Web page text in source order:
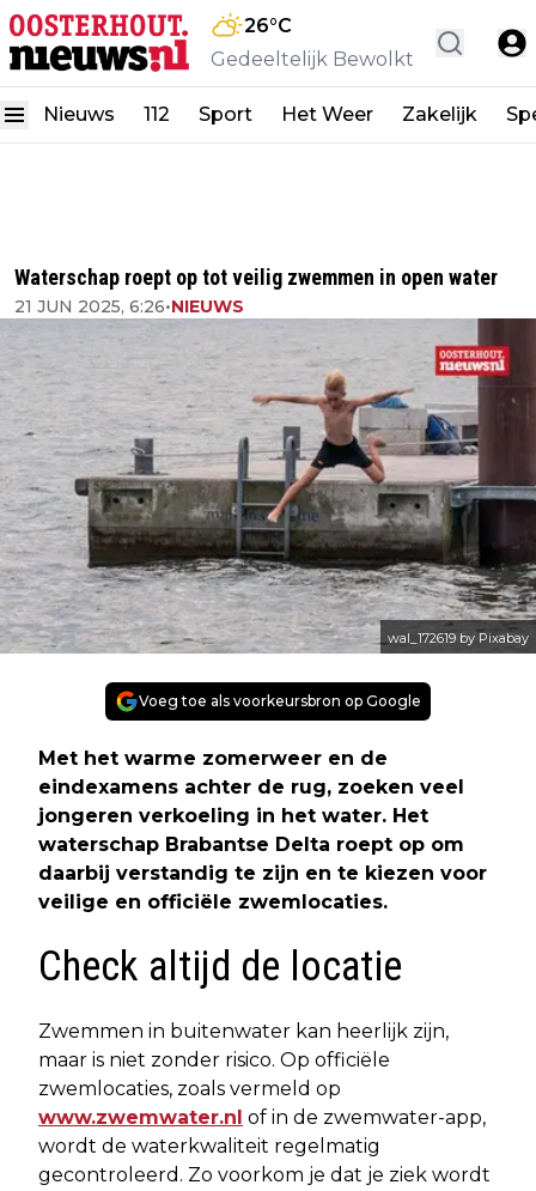
26°C
Gedeeltelijk Bewolkt
Nieuws 112 Sport Het Weer Zakelijk
Waterschap roept op tot veilig zwemmen in open water
21 JUN 2025, 6:26•NIEUWS
wal_172619 by Pixabay
Voeg toe als voorkeursbron op Google
Met het warme zomerweer en de
eindexamens achter de rug, zoeken veel
jongeren verkoeling in het water. Het
waterschap Brabantse Delta roept op om
daarbij verstandig te zijn en te kiezen voor
veilige en officiële zwemlocaties.
Check altijd de locatie
Zwemmen in buitenwater kan heerlijk zijn,
maar is niet zonder risico. Op officiële
zwemlocaties, zoals vermeld op
www.zwemwater.nl of in de zwemwater-app,
wordt de waterkwaliteit regelmatig
gecontroleerd. Zo voorkom je dat je ziek wordt